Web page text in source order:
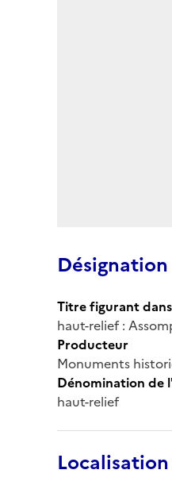
Désignation
Titre figurant
haut-relief :
Producteur
Monuments
Dénomination de
haut-relief